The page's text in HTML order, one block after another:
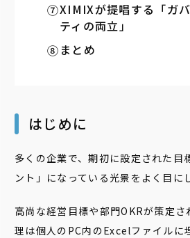
XIMIXが提唱する「ガ
ティの両立」
まとめ
はじめに
多くの企業で、期初に設定された目
ント」になっている光景をよく目に
高尚な経営目標や部門OKRが策定
理は個人のPC内のExcelファイルに